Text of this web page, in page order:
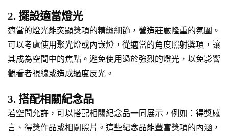
2. 擺設適當燈光
適當的燈光能突顯獎項的精緻細節，營造莊嚴隆重的氛圍。
可以考慮使用聚光燈或內嵌燈，從適當的角度照射獎項，讓
其成為空間中的焦點。避免使用過於強烈的燈光，以免影響
觀看者視線或造成過度反光。
3. 搭配相關紀念品
若空間允許，可以搭配相關紀念品一同展示，例如：得獎感
言、得獎作品或相關照片。這些紀念品能豐富獎項的內涵，